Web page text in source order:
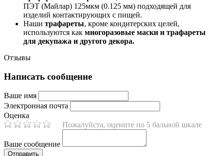
ПЭТ (Майлар) 125мкм (0.125 мм) подходящей для
изделий контактирующих с пищей.
Наши трафареты, кроме кондитерских целей,
используются как многоразовые маски и трафареты
для декупажа и другого декора.
Отзывы
Написать сообщение
Ваше имя
Электронная почта
Оценка
Пожалуйста, оцените по 5 бальной шкале
Ваше сообщение